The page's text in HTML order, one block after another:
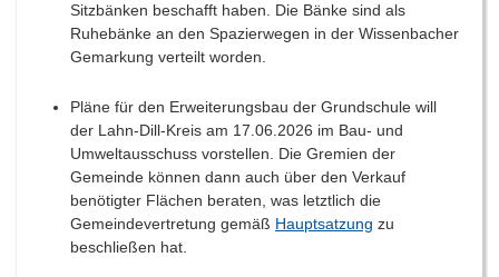
Sitzbänken beschafft haben. Die Bänke sind als
Ruhebänke an den Spazierwegen in der Wissenbacher
Gemarkung verteilt worden.
Pläne für den Erweiterungsbau der Grundschule will
der Lahn-Dill-Kreis am 17.06.2026 im Bau- und
Umweltausschuss vorstellen. Die Gremien der
Gemeinde können dann auch über den Verkauf
benötigter Flächen beraten, was letztlich die
Gemeindevertretung gemäß Hauptsatzung zu
beschließen hat.